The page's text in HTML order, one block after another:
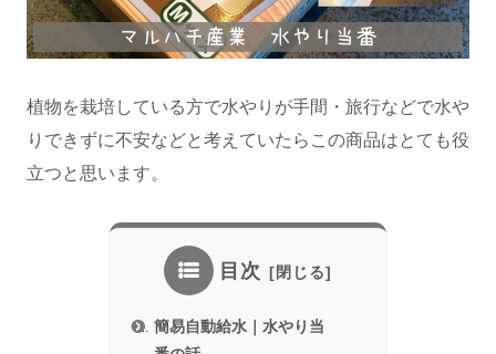
植物を栽培している方で水やりが手間・旅行などで水や
りできずに不安などと考えていたらこの商品はとても役
立つと思います。
目次
簡易自動給水｜水やり当